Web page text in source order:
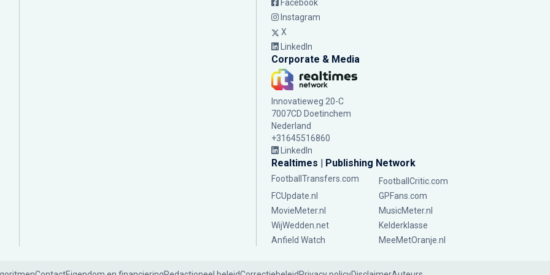
Facebook
Instagram
X
LinkedIn
Corporate & Media
Innovatieweg 20-C
7007CD Doetinchem
Nederland
+31645516860
LinkedIn
Realtimes | Publishing Network
FootballTransfers.com
FootballCritic.com
FCUpdate.nl
GPFans.com
MovieMeter.nl
MusicMeter.nl
WijWedden.net
Kelderklasse
Anfield Watch
MeeMetOranje.nl